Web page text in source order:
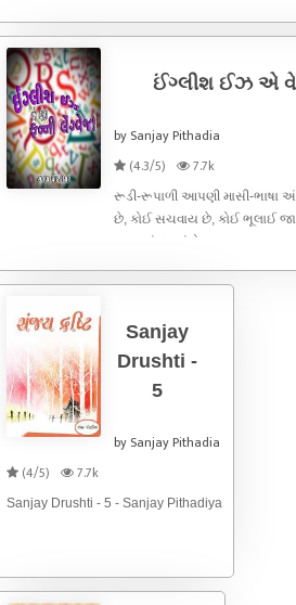
લખવાનો આવતો. અ
ઈંગ્લીશ ઈઝ એ
by Sanjay Pithadia
(4.3/5)
7.7k
રૂડી-રૂપાળી આપણી માસી-ભાષા
છે, કોઈ સચવાય છે, કોઈ ભૂલાઈ
અટપટાં દ્રષ્ટાંતો...
Sanjay
Drushti -
5
by Sanjay Pithadia
(4/5)
7.7k
Sanjay Drushti - 5 - Sanjay Pithadiya